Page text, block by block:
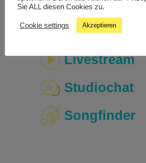
Livestream
Studiochat
Songfinder
Sie ALL diesen Cookies zu.
Cookie settings Akzeptieren